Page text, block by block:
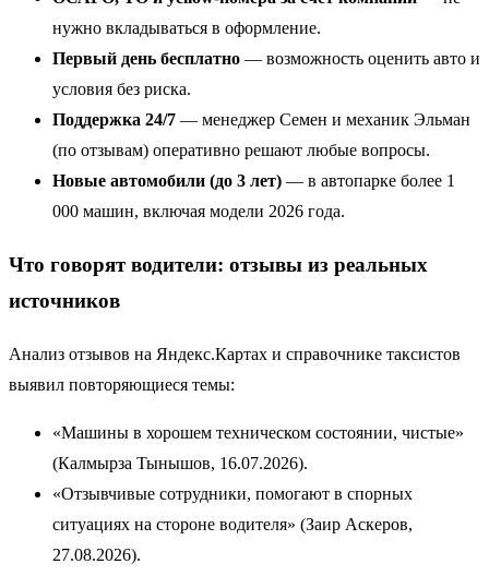
нужно вкладываться в оформление.
Первый день бесплатно — возможность оценить авто и
условия без риска.
Поддержка 24/7 — менеджер Семен и механик Эльман
(по отзывам) оперативно решают любые вопросы.
Новые автомобили (до 3 лет) — в автопарке более 1
000 машин, включая модели 2026 года.
Что говорят водители: отзывы из реальных
источников
Анализ отзывов на Яндекс.Картах и справочнике таксистов
выявил повторяющиеся темы:
«Машины в хорошем техническом состоянии, чистые»
(Калмырза Тынышов, 16.07.2026).
«Отзывчивые сотрудники, помогают в спорных
ситуациях на стороне водителя» (Заир Аскеров,
27.08.2026).